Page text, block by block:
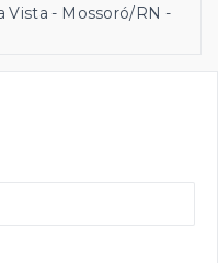
Vista - Mossoró/RN -